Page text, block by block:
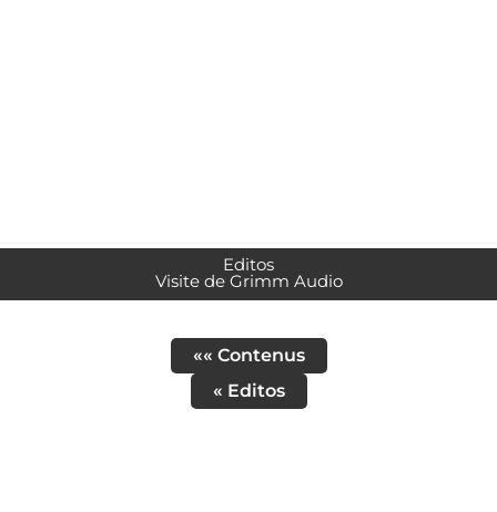
Editos
Visite de Grimm Audio
«« Contenus
« Editos